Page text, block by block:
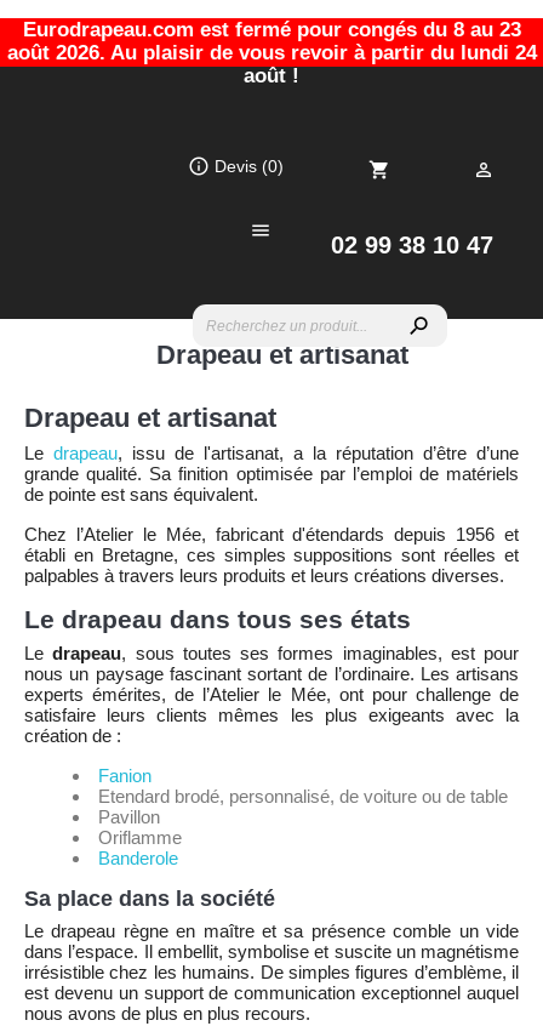
Eurodrapeau.com est fermé pour congés du 8 au 23
août 2026. Au plaisir de vous revoir à partir du lundi 24
août !
02 99 38 10 47
info_outline Devis (0)
search

shopping_cart 
Drapeau et artisanat
Drapeau et artisanat
Le drapeau, issu de l'artisanat, a la réputation d’être d’une
grande qualité. Sa finition optimisée par l’emploi de matériels
de pointe est sans équivalent.
Chez l’Atelier le Mée, fabricant d'étendards depuis 1956 et
établi en Bretagne, ces simples suppositions sont réelles et
palpables à travers leurs produits et leurs créations diverses.
Le drapeau dans tous ses états
Ledrapeau, sous toutes ses formes imaginables, est pour
nous un paysage fascinant sortant de l’ordinaire. Les artisans
experts émérites, de l’Atelier le Mée, ont pour challenge de
satisfaire leurs clients mêmes les plus exigeants avec la
création de :
Fanion
Etendard brodé, personnalisé, de voiture ou de table
Pavillon
Oriflamme
Banderole
Sa place dans la société
Le drapeau règne en maître et sa présence comble un vide
dans l’espace. Il embellit, symbolise et suscite un magnétisme
irrésistible chez les humains. De simples figures d’emblème, il
est devenu un support de communication exceptionnel auquel
nous avons de plus en plus recours.